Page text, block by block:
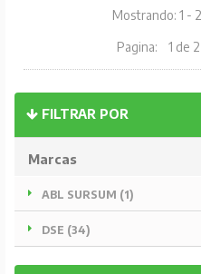
FILTRAR POR
Marcas
ABL SURSUM (1)
DSE (34)
Mostrando: 1 -
Pagina: 1 de 2